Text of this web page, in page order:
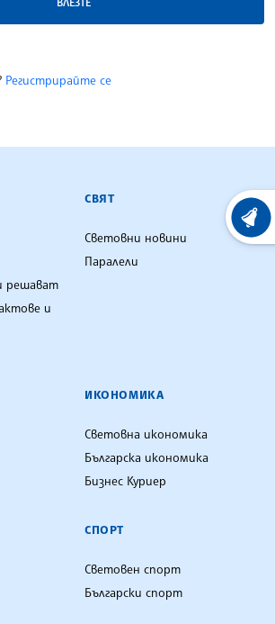
Регистрирайте се
АГЕНЦИЯ
решават
и
СВЯТ
Световни новини
Паралели
ИКОНОМИКА
Световна икономика
Българска икономика
Бизнес Куриер
СПОРТ
Световен спорт
Български спорт